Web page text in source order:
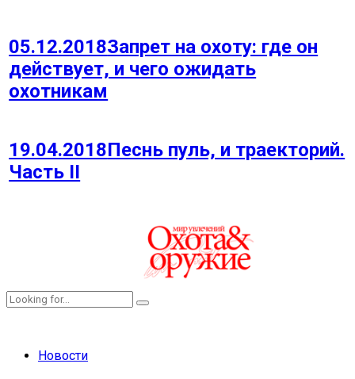
05.12.2018Запрет на охоту: где он
действует, и чего ожидать
охотникам
19.04.2018Песнь пуль, и траекторий.
Часть II
Новости